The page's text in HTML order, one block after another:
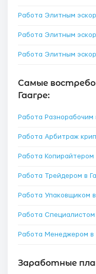
Работа Элитным
Работа Элитным
Работа Элитным
Самые
Гаагре:
Работа Разнорабочим
Работа Арбитраж
Работа Копирайтером
Работа Трейдером в
Работа Упаковщиком в
Работа Менеджером в
Заработные